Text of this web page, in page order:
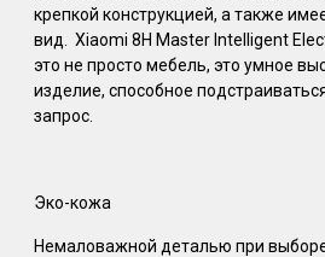
крепкой конструкцией, а также
вид. Xiaomi 8H Master Intelligent
это не просто мебель, это умное
изделие, способное
запрос.
Эко-кожа
Немаловажной деталью при